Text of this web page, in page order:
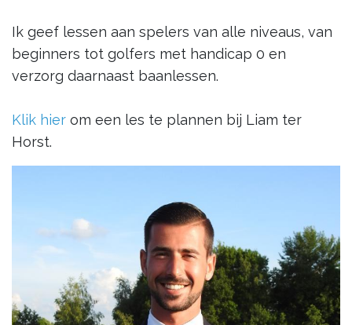
Ik geef lessen aan spelers van alle niveaus, van
beginners tot golfers met handicap 0 en
verzorg daarnaast baanlessen.
Klik hier om een les te plannen bij Liam ter
Horst.